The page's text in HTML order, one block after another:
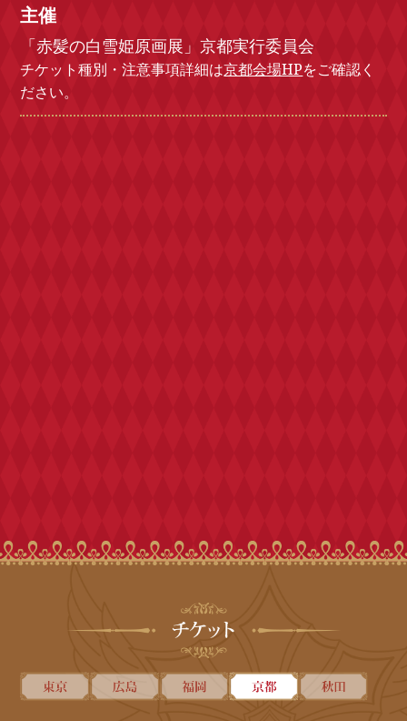
主催
「赤髪の白雪姫原画展」京都実行委員会
チケット種別・注意事項詳細は京都会場HPをご確認く
ださい。